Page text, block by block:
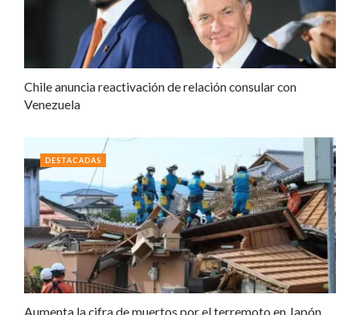
Chile anuncia reactivación de relación consular con
Venezuela
Aumenta la cifra de muertos por el terremoto en Japón
DESTACADAS